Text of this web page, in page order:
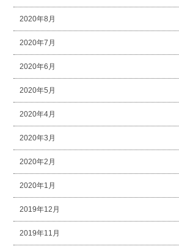
2020年8月
2020年7月
2020年6月
2020年5月
2020年4月
2020年3月
2020年2月
2020年1月
2019年12月
2019年11月